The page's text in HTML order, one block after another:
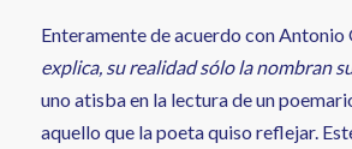
Enteramente de acuerdo con Antonio
explica, su realidad sólo la nombran
uno atisba en la lectura de un
aquello que la poeta quiso reflejar.